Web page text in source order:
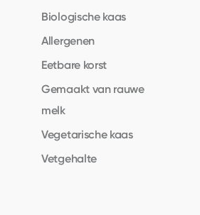
Biologische kaas
Allergenen
Eetbare korst
Gemaakt van rauwe
melk
Vegetarische kaas
Vetgehalte